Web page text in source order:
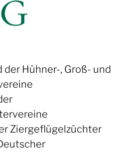
der Hühner-, Groß- und
Ziergeflügelzüchter